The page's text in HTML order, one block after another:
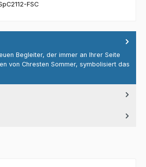
FSC
Begleiter, der immer an Ihrer Seite
von Chresten Sommer, symbolisiert das